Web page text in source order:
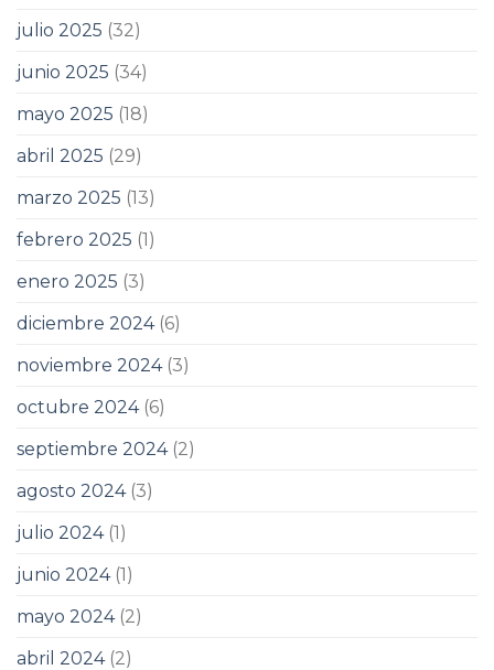
julio 2025 (32)
junio 2025 (34)
mayo 2025 (18)
abril 2025 (29)
marzo 2025 (13)
febrero 2025 (1)
enero 2025 (3)
diciembre 2024(6)
noviembre 2024(3)
octubre 2024(6)
septiembre 2024(2)
agosto 2024(3)
julio 2024(1)
junio 2024(1)
mayo 2024(2)
abril 2024(2)